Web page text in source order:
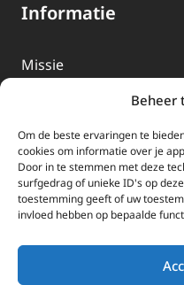
Beheer
Om de beste ervaringen te
cookies om informatie over je
Door in te stemmen met deze
surfgedrag of unieke ID's op
toestemming geeft of uw
invloed hebben op bepaalde
Informatie
Missie
EWTN-Team
Organisatiegegevens
Doneren
EWTN wordt uitsluitend
Wij ontvangen bewust